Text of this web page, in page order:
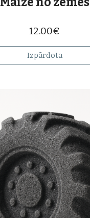
12.00€
Izpārdota